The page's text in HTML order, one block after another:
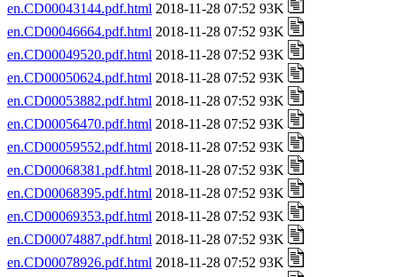
en.CD00043144.pdf.html 2018-11-28 07:52 93K
en.CD00046664.pdf.html 2018-11-28 07:52 93K
en.CD00049520.pdf.html 2018-11-28 07:52 93K
en.CD00050624.pdf.html 2018-11-28 07:52 93K
en.CD00053882.pdf.html 2018-11-28 07:52 93K
en.CD00056470.pdf.html 2018-11-28 07:52 93K
en.CD00059552.pdf.html 2018-11-28 07:52 93K
en.CD00068381.pdf.html 2018-11-28 07:52 93K
en.CD00068395.pdf.html 2018-11-28 07:52 93K
en.CD00069353.pdf.html 2018-11-28 07:52 93K
en.CD00074887.pdf.html 2018-11-28 07:52 93K
en.CD00078926.pdf.html 2018-11-28 07:52 93K